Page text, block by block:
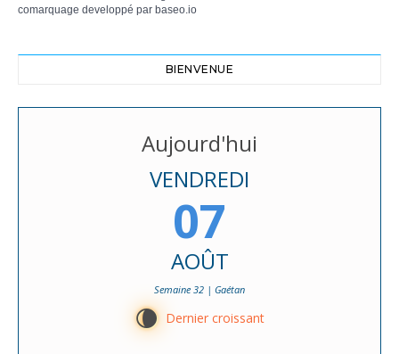
comarquage developpé par baseo.io
BIENVENUE
Aujourd'hui
VENDREDI
07
AOÛT
Semaine 32 | Gaétan
V Dernier croissant